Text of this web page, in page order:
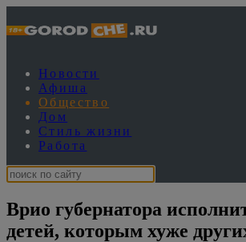
Новости
Афиша
Общество
Дом
Стиль жизни
Работа
Врио губернатора
детей, которым хуже